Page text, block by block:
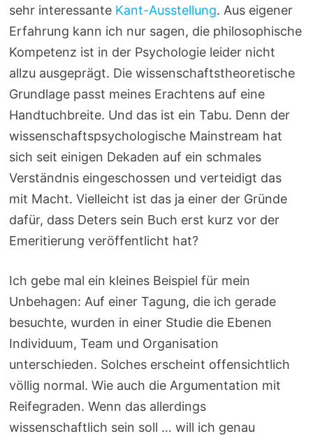
sehr interessante Kant-Ausstellung. Aus eigener
Erfahrung kann ich nur sagen, die philosophische
Kompetenz ist in der Psychologie leider nicht
allzu ausgeprägt. Die wissenschaftstheoretische
Grundlage passt meines Erachtens auf eine
Handtuchbreite. Und das ist ein Tabu. Denn der
wissenschaftspsychologische Mainstream hat
sich seit einigen Dekaden auf ein schmales
Verständnis eingeschossen und verteidigt das
mit Macht. Vielleicht ist das ja einer der Gründe
dafür, dass Deters sein Buch erst kurz vor der
Emeritierung veröffentlicht hat?
Ich gebe mal ein kleines Beispiel für mein
Unbehagen: Auf einer Tagung, die ich gerade
besuchte, wurden in einer Studie die Ebenen
Individuum, Team und Organisation
unterschieden. Solches erscheint offensichtlich
völlig normal. Wie auch die Argumentation mit
Reifegraden. Wenn das allerdings
wissenschaftlich sein soll … will ich genau